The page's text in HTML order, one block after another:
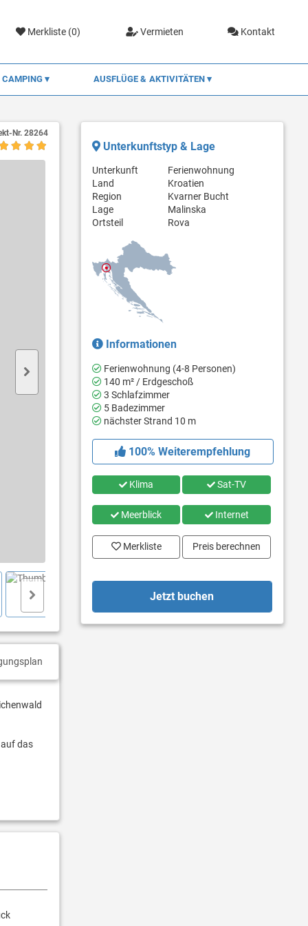
Merkliste (0) Vermieten Kontakt
CAMPING AUSFLÜGE & AKTIVITÄTEN
Nr. 28264
das
Unterkunftstyp & Lage
Unterkunft
Ferienwohnung
Land
Kroatien
Region
Kvarner Bucht
Lage
Malinska
Ortsteil
Rova
Informationen
Ferienwohnung (4-8 Personen)
140 m² / Erdgeschoß
3 Schlafzimmer
5 Badezimmer
nächster Strand 10 m
100% Weiterempfehlung
Klima Sat-TV
Meerblick Internet
Merkliste Preis berechnen
Jetzt buchen